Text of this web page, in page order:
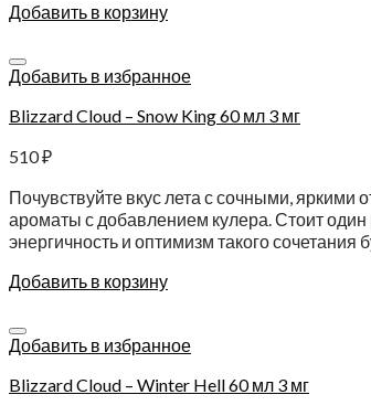
Добавить в корзину
Добавить в избранное
Blizzard Cloud – Snow King 60 мл 3 мг
510₽
Почувствуйте вкус лета с сочными, яркими
ароматы с добавлением кулера. Стоит
энергичность и оптимизм такого сочетания
Добавить в корзину
Добавить в избранное
Blizzard Cloud – Winter Hell 60 мл 3 мг